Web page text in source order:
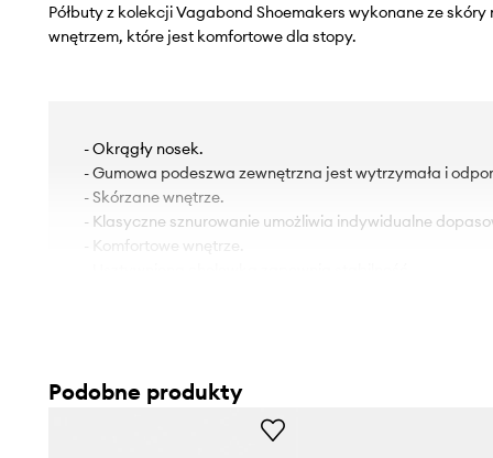
Półbuty z kolekcji Vagabond Shoemakers wykonane ze
wnętrzem, które jest komfortowe dla stopy.
- Okrągły nosek.
- Gumowa podeszwa zewnętrzna jest wytrzymała i
- Skórzane wnętrze.
- Klasyczne sznurowanie umożliwia indywidualne
- Komfortowe wnętrze.
Podobne produkty